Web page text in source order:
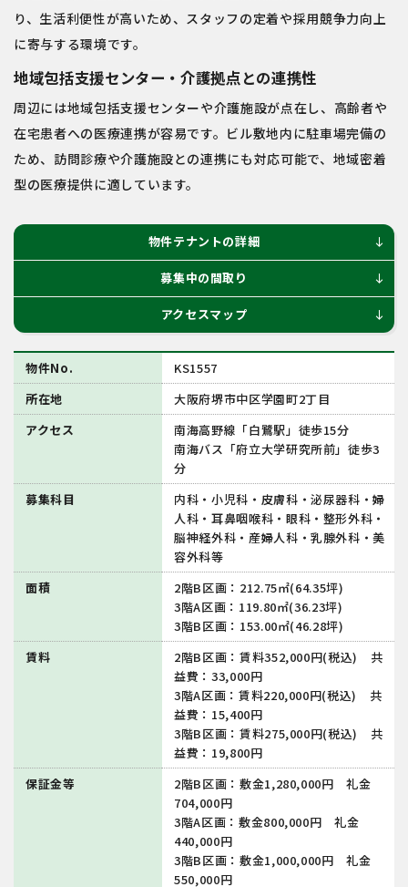
り、生活利便性が高いため、スタッフの定着や採用競争力向上
に寄与する環境です。
地域包括支援センター・介護拠点との連携性
周辺には地域包括支援センターや介護施設が点在し、高齢者や
在宅患者への医療連携が容易です。ビル敷地内に駐車場完備の
ため、訪問診療や介護施設との連携にも対応可能で、地域密着
型の医療提供に適しています。
物件テナントの詳細 south
募集中の間取り south
アクセスマップ south
物件No.
KS1557
所在地
大阪府堺市中区学園町2丁目
アクセス
南海高野線「白鷺駅」徒歩15分
南海バス「府立大学研究所前」徒歩3
分
募集科目
内科・小児科・皮膚科・泌尿器科・婦
人科・耳鼻咽喉科・眼科・整形外科・
脳神経外科・産婦人科・乳腺外科・美
容外科等
面積
2階B区画：212.75㎡(64.35坪)
3階A区画：119.80㎡(36.23坪)
3階B区画：153.00㎡(46.28坪)
賃料
2階B区画：賃料352,000円(税込) 共
益費：33,000円
3階A区画：賃料220,000円(税込) 共
益費：15,400円
3階B区画：賃料275,000円(税込) 共
益費：19,800円
保証金等
2階B区画：敷金1,280,000円 礼金
704,000円
3階A区画：敷金800,000円 礼金
440,000円
3階B区画：敷金1,000,000円 礼金
550,000円